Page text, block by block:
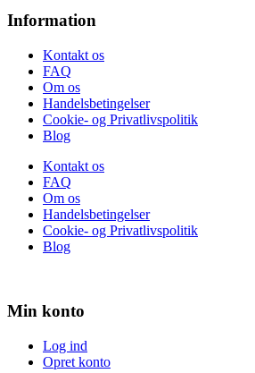
Information
Kontakt os
FAQ
Om os
Handelsbetingelser
Cookie- og Privatlivspolitik
Blog
Kontakt os
FAQ
Om os
Handelsbetingelser
Cookie- og Privatlivspolitik
Blog
Min konto
Log ind
Opret konto